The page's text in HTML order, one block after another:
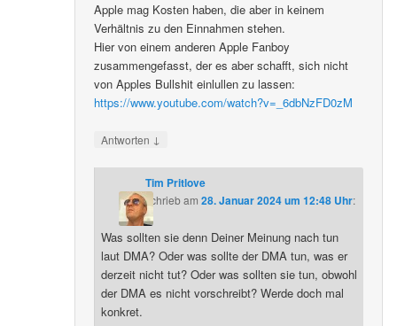
Apple mag Kosten haben, die aber in keinem
Verhältnis zu den Einnahmen stehen.
Hier von einem anderen Apple Fanboy
zusammengefasst, der es aber schafft, sich nicht
von Apples Bullshit einlullen zu lassen:
https://www.youtube.com/watch?v=_6dbNzFD0zM
Antworten ↓
Tim Pritlove
schriebam 28. Januar 2024 um 12:48 Uhr:
Was sollten sie denn Deiner Meinung nach tun
laut DMA? Oder was sollte der DMA tun, was er
derzeit nicht tut? Oder was sollten sie tun, obwohl
der DMA es nicht vorschreibt? Werde doch mal
konkret.